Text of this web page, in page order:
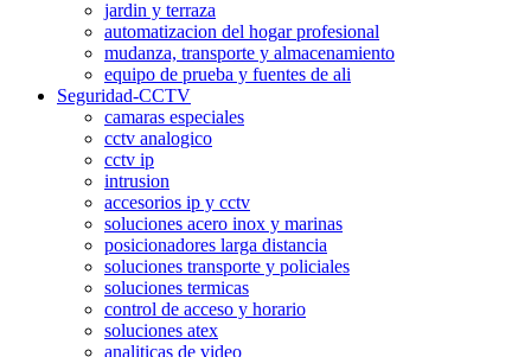
jardin y terraza
automatizacion del hogar profesional
mudanza, transporte y almacenamiento
equipo de prueba y fuentes de ali
Seguridad-CCTV
camaras especiales
cctv analogico
cctv ip
intrusion
accesorios ip y cctv
soluciones acero inox y marinas
posicionadores larga distancia
soluciones transporte y policiales
soluciones termicas
control de acceso y horario
soluciones atex
analiticas de video